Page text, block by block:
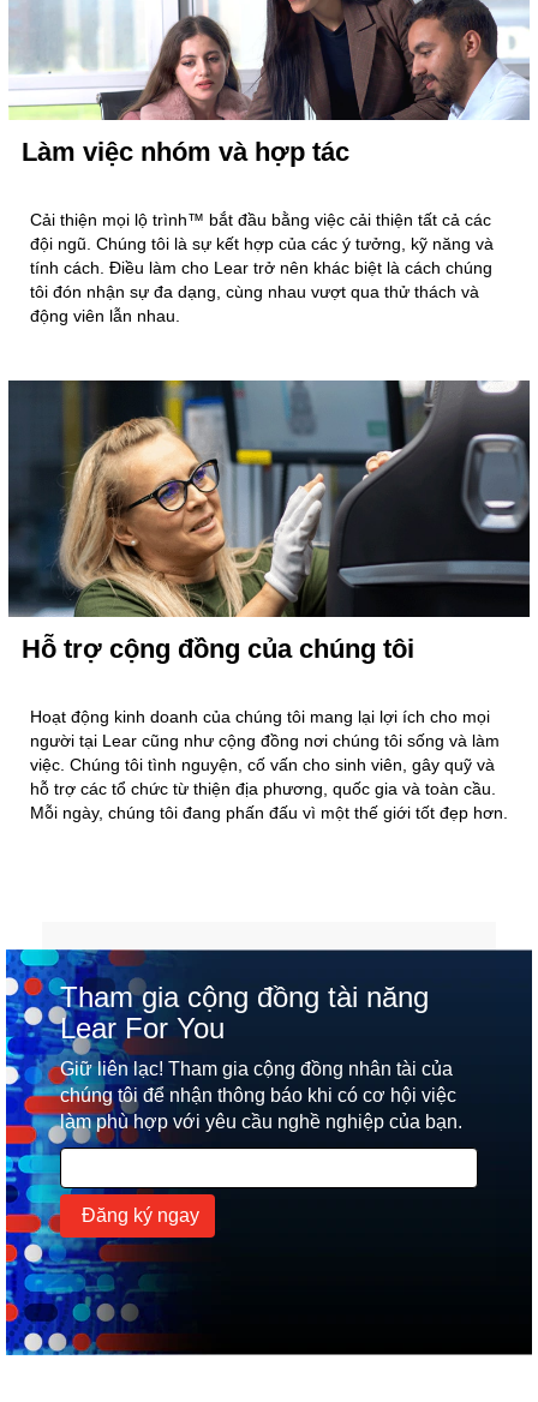
Làm việc nhóm và hợp tác
Cải thiện mọi lộ trình™ bắt đầu bằng việc cải thiện tất cả các
đội ngũ. Chúng tôi là sự kết hợp của các ý tưởng, kỹ năng và
tính cách. Điều làm cho Lear trở nên khác biệt là cách chúng
tôi đón nhận sự đa dạng, cùng nhau vượt qua thử thách và
động viên lẫn nhau.
Hỗ trợ cộng đồng của chúng tôi
Hoạt động kinh doanh của chúng tôi mang lại lợi ích cho mọi
người tại Lear cũng như cộng đồng nơi chúng tôi sống và làm
việc. Chúng tôi tình nguyện, cố vấn cho sinh viên, gây quỹ và
hỗ trợ các tổ chức từ thiện địa phương, quốc gia và toàn cầu.
Mỗi ngày, chúng tôi đang phấn đấu vì một thế giới tốt đẹp hơn.
Tham gia cộng đồng tài năng
Lear For You
Giữ liên lạc! Tham gia cộng đồng nhân tài của
chúng tôi để nhận thông báo khi có cơ hội việc
làm phù hợp với yêu cầu nghề nghiệp của bạn.